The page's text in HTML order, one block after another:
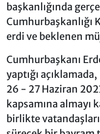
başkanlığında
Cumhurbaşkanlığı
erdi ve beklenen
Cumhurbaşkanı
yaptığı
26 - 27 Haziran
kapsamına almayı
birlikte